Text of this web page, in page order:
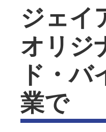
ジェイ
オリジ
ド・
業で